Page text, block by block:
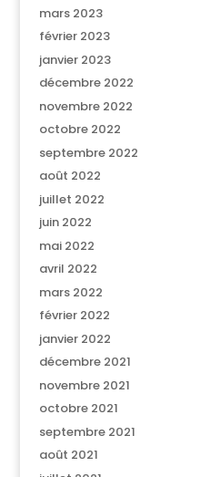
mars 2023
février 2023
janvier 2023
décembre 2022
novembre 2022
octobre 2022
septembre 2022
août 2022
juillet 2022
juin 2022
mai 2022
avril 2022
mars 2022
février 2022
janvier 2022
décembre 2021
novembre 2021
octobre 2021
septembre 2021
août 2021